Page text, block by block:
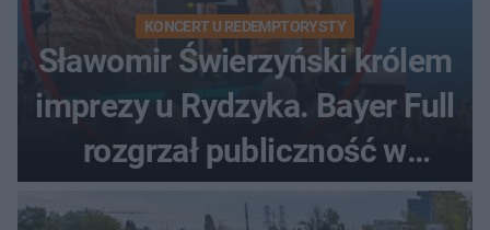
KONCERT U REDEMPTORYSTY
Sławomir Świerzyński królem
imprezy u Rydzyka. Bayer Full
rozgrzał publiczność w
Toruniu